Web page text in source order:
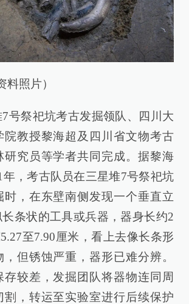
料照片）
号祭祀坑考古发掘领队、四川大
院教授黎海超及四川省文物考古
研究员等学者共同完成。据黎海
年，考古队员在三星堆7号祭祀坑
时，在东壁南侧发现一个垂直立
条状的工具或兵器，器身长约2
至7.90厘米，看上去像长条形
但锈蚀严重，器形已难分辨。
存较差，发掘团队将器物连同周
割，转运至实验室进行后续保护